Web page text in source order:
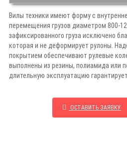
Вилы техники имеют форму с
перемещения грузов диаметром 800-
зафиксированного груза исключено
которая и не деформирует рулоны.
покрытием обеспечивают рулевые
выполнены из резины, полиамида или
длительную эксплуатацию
ОСТАВИТЬ ЗАЯВКУ